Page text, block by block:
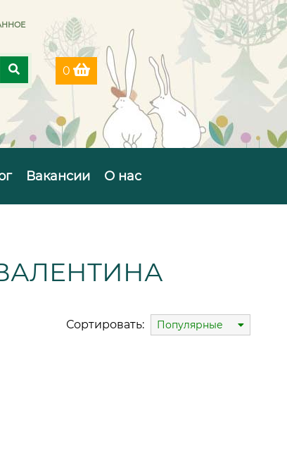
0
Вакансии О нас
Сортировать: Популярные